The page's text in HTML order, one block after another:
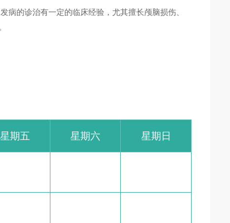
病的诊治有一定的临床经验，尤其擅长颅脑损伤、
星期五 星期六 星期日